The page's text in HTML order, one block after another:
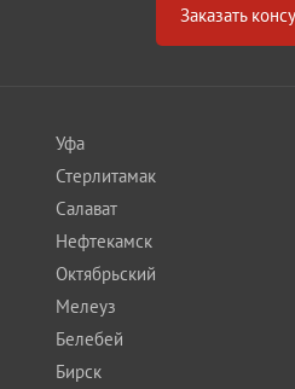
Заказать
Уфа
Стерлитамак
Салават
Нефтекамск
Октябрьский
Мелеуз
Белебей
Бирск